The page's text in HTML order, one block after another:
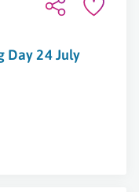
Day 24 July